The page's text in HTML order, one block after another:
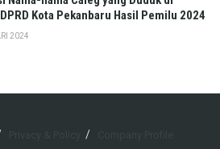
Kota Pekanbaru Hasil Pemilu 2024
2024